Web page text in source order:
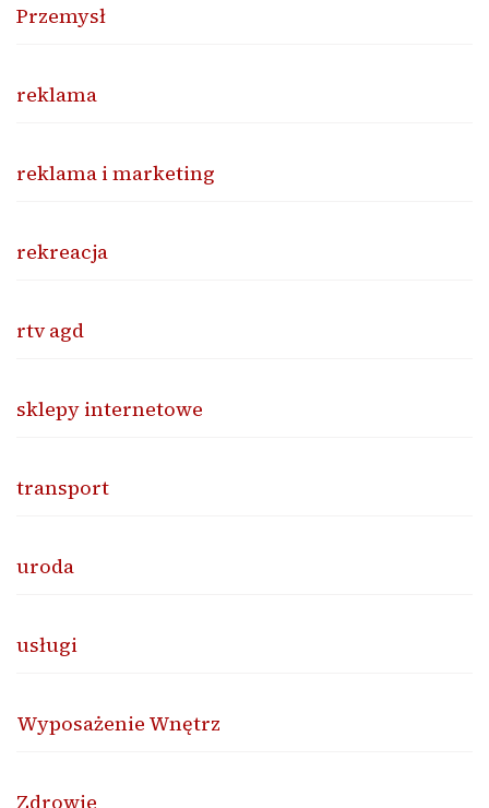
Przemysł
reklama
reklama i marketing
rekreacja
rtv agd
sklepy internetowe
transport
uroda
usługi
Wyposażenie Wnętrz
Zdrowie